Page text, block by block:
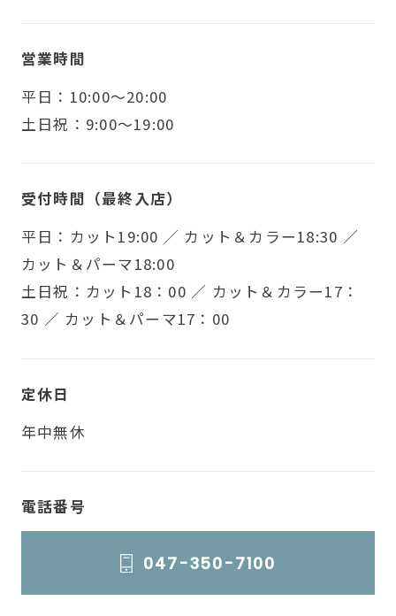
営業時間
平日：10:00～20:00
土日祝：9:00～19:00
受付時間（最終入店）
平日：カット19:00 ／ カット＆カラー18:30 ／
カット＆パーマ18:00
土日祝：カット18：00 ／ カット＆カラー17：
30 ／ カット＆パーマ17：00
定休日
年中無休
電話番号
047-350-7100